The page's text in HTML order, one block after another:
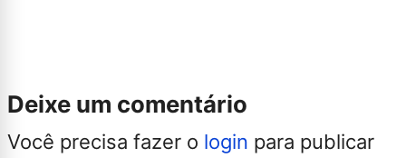
Deixe um comentário
Você precisa fazer o login para publicar